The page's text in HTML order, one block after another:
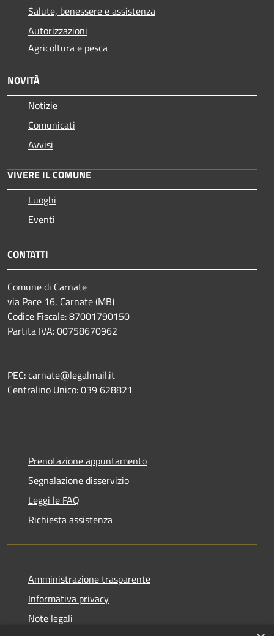
Salute, benessere e assistenza
Autorizzazioni
Agricoltura e pesca
NOVITÀ
Notizie
Comunicati
Avvisi
VIVERE IL COMUNE
Luoghi
Eventi
CONTATTI
Comune di Carnate
via Pace 16, Carnate (MB)
Codice Fiscale: 87001790150
Partita IVA: 00758670962
PEC: carnate@legalmail.it
Centralino Unico: 039 628821
Prenotazione appuntamento
Segnalazione disservizio
Leggi le FAQ
Richiesta assistenza
Amministrazione trasparente
Informativa privacy
Note legali